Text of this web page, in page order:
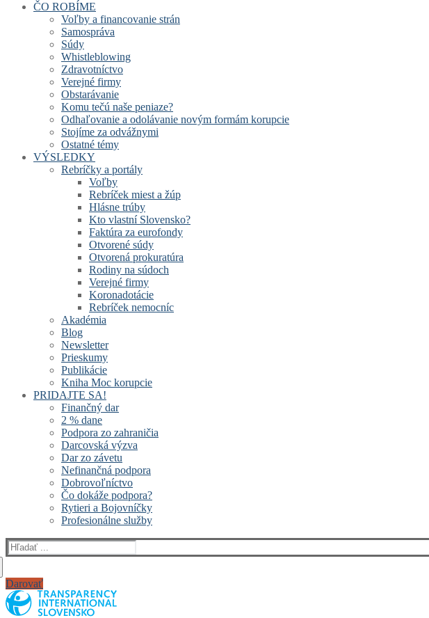
ČO ROBÍME
Voľby a financovanie strán
Samospráva
Súdy
Whistleblowing
Zdravotníctvo
Verejné firmy
Obstarávanie
Komu tečú naše peniaze?
Odhaľovanie a odolávanie novým formám korupcie
Stojíme za odvážnymi
Ostatné témy
VÝSLEDKY
Rebríčky a portály
Voľby
Rebríček miest a žúp
Hlásne trúby
Kto vlastní Slovensko?
Faktúra za eurofondy
Otvorené súdy
Otvorená prokuratúra
Rodiny na súdoch
Verejné firmy
Koronadotácie
Rebríček nemocníc
Akadémia
Blog
Newsletter
Prieskumy
Publikácie
Kniha Moc korupcie
PRIDAJTE SA!
Finančný dar
2 % dane
Podpora zo zahraničia
Darcovská výzva
Dar zo závetu
Nefinančná podpora
Dobrovoľníctvo
Čo dokáže podpora?
Rytieri a Bojovníčky
Profesionálne služby
Hľadať:
Darovať